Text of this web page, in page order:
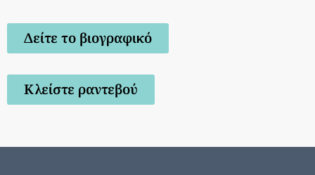
Δείτε το βιογραφικό
Κλείστε ραντεβού